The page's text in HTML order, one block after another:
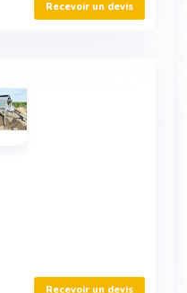
Recevoir un devis
Recevoir un devis